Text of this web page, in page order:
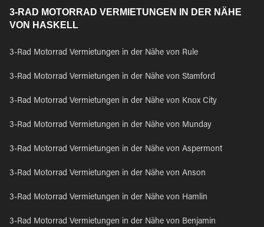
3-RAD MOTORRAD VERMIETUNGEN IN DER NÄHE
VON HASKELL
3-Rad Motorrad Vermietungen in der Nähe von Rule
3-Rad Motorrad Vermietungen in der Nähe von Stamford
3-Rad Motorrad Vermietungen in der Nähe von Knox City
3-Rad Motorrad Vermietungen in der Nähe von Munday
3-Rad Motorrad Vermietungen in der Nähe von Aspermont
3-Rad Motorrad Vermietungen in der Nähe von Anson
3-Rad Motorrad Vermietungen in der Nähe von Hamlin
3-Rad Motorrad Vermietungen in der Nähe von Benjamin